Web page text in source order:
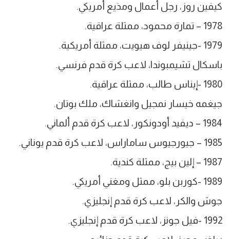
كيفين روز، رجل أعمال ومذيع أمريكي.
1978 – تمارة محمود، ممثلة عراقية.
1979 -جينيفر لوف هيويت، ممثلة أمريكية.
باسكال تشيمبوندا، لاعب كرة قدم فرنسي.
1980 -إيناس طالب، ممثلة عراقية.
جيغمه خيسار نمجيل وانغشاك، ملك بوتان.
1984 – ديفيد أودونكور، لاعب كرة قدم ألماني.
1985 – جيورجيوس ساماراس، لاعب كرة قدم يوناني.
1987 – إلين بيج، ممثلة كندية.
1989 -كوربن بلو، ممثل ومغني أمريكي.
جوش والكر، لاعب كرة قدم إنجليزي.
1992 -فيل جونز، لاعب كرة قدم إنجليزي.